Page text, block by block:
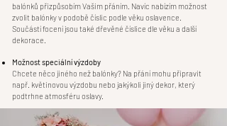
balónků přizpůsobím Vašim přáním. Navíc nabízím možnost
zvolit balónky v podobě číslic podle věku oslavence.
Součástí focení jsou také dřevěné číslice dle věku a další
dekorace.
Možnost speciální výzdoby
Chcete něco jiného než balónky? Na přání mohu připravit
např. květinovou výzdobu nebo jakýkoli jiný dekor, který
podtrhne atmosféru oslavy.